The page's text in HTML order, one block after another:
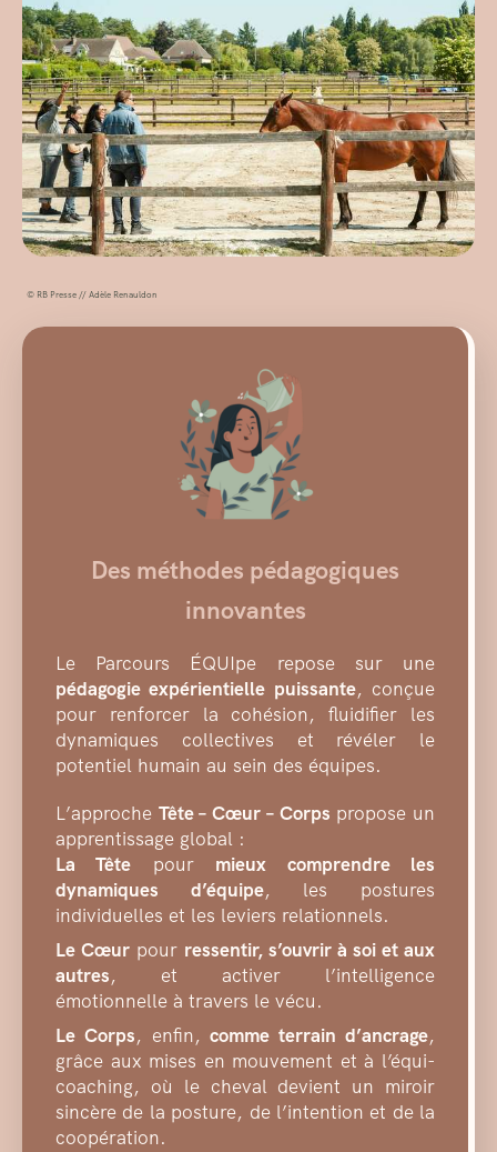
© RB Presse // Adèle Renauldon
Des méthodes pédagogiques
innovantes
Le Parcours ÉQUIpe repose sur une
pédagogie expérientielle puissante, conçue
pour renforcer la cohésion, fluidifier les
dynamiques collectives et révéler le
potentiel humain au sein des équipes.
L’approche Tête – Cœur – Corps propose un
apprentissage global :
La Tête pour mieux comprendre les
dynamiques d’équipe, les postures
individuelles et les leviers relationnels.
Le Cœur pour ressentir, s’ouvrir à soi et aux
autres, et activer l’intelligence
émotionnelle à travers le vécu.
Le Corps, enfin,comme terrain d’ancrage,
grâce aux mises en mouvement et à l’équi-
coaching, où le cheval devient un miroir
sincère de la posture, de l’intention et de la
coopération.